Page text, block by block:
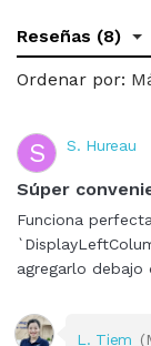
Reseñas (8)
Ordenar por:
S S. Hureau
Súper
Funciona
agregarlo debajo
L. Tiem